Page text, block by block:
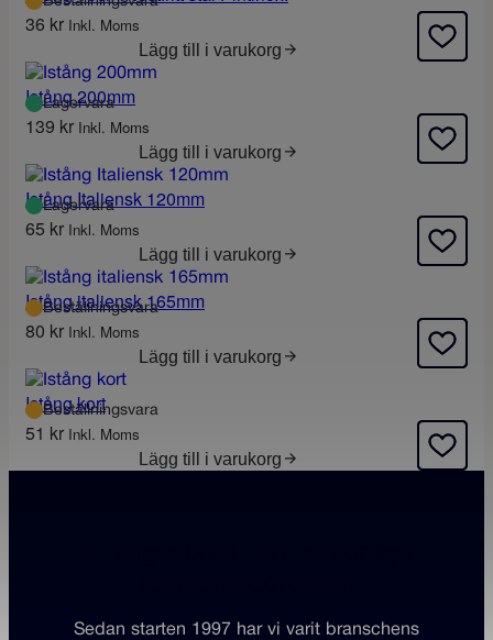
36 kr Inkl. Moms
Lägg till i varukorg
Istång 200mm
Lagervara
139 kr Inkl. Moms
Lägg till i varukorg
Istång Italiensk 120mm
Lagervara
65 kr Inkl. Moms
Lägg till i varukorg
Istång italiensk 165mm
Beställningsvara
80 kr Inkl. Moms
Lägg till i varukorg
Istång kort
Beställningsvara
51 kr Inkl. Moms
Lägg till i varukorg
Sedan starten 1997 har vi varit branschens